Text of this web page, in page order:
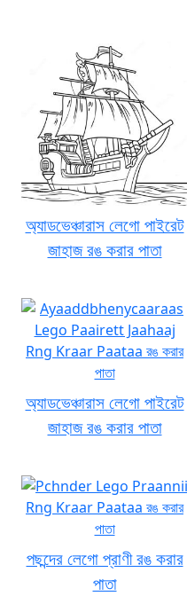
অ্যাডভেঞ্চারাস লেগো পাইরেট
জাহাজ রঙ করার পাতা
অ্যাডভেঞ্চারাস লেগো পাইরেট
জাহাজ রঙ করার পাতা
পছন্দের লেগো প্রাণী রঙ করার
পাতা